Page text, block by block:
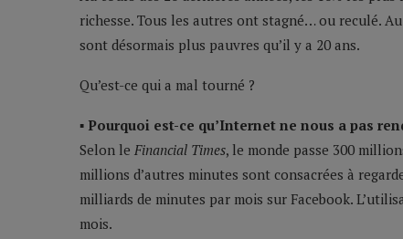
richesse. Tous les autres ont stagné… ou reculé.
sont désormais plus pauvres qu’il y a 20 ans.
Qu’est-ce qui a mal tourné ?
▪ Pourquoi est-ce qu’Internet ne nous a pas
Selon le Financial Times, le monde passe 300
millions d’autres minutes sont consacrées à
milliards de minutes par mois sur Facebook.
mois.